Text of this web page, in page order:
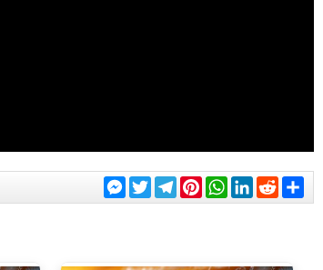
Messenger
TwitterTelegram
Pinterest
WhatsApp
LinkedIn
RedditChia
sẻ